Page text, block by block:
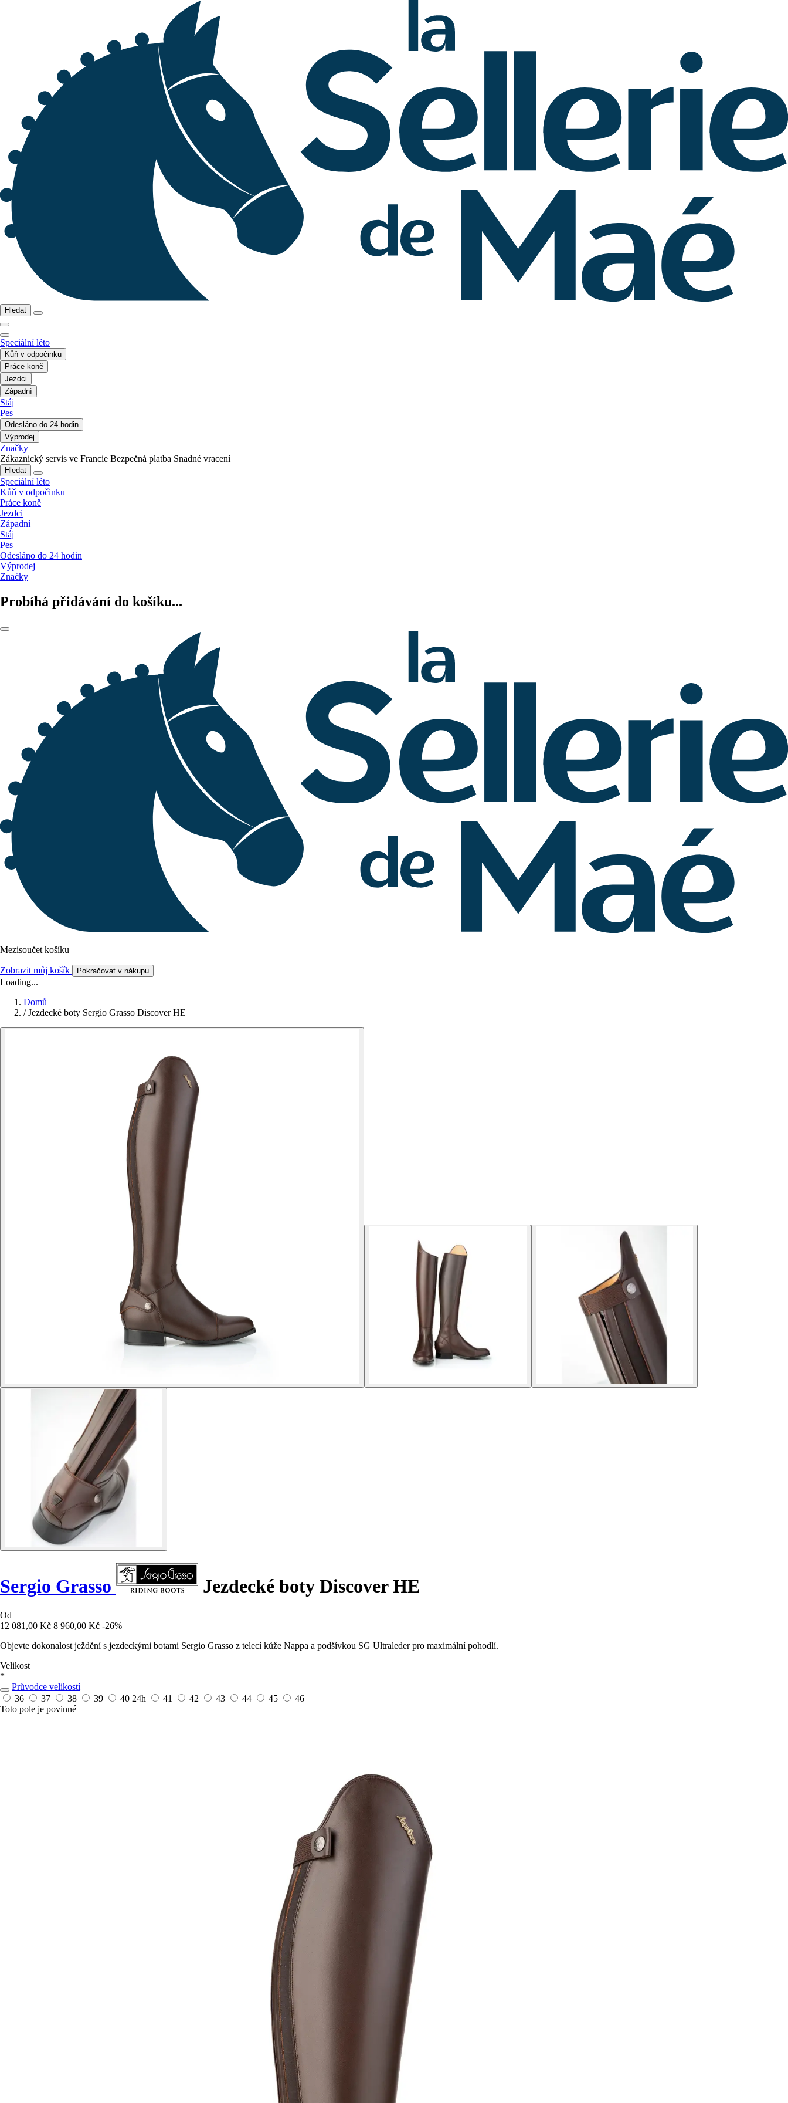
Hledat
Speciální léto
Kůň v odpočinku
Práce koně
Jezdci
Západní
Stáj
Pes
Odesláno do 24 hodin
Výprodej
Značky
Zákaznický servis ve Francie Bezpečná platba Snadné vracení
Hledat
Speciální léto
Kůň v odpočinku
Práce koně
Jezdci
Západní
Stáj
Pes
Odesláno do 24 hodin
Výprodej
Značky
Probíhá přidávání do košíku...
Mezisoučet košíku
Zobrazit můj košík Pokračovat v nákupu
Loading...
Domů
/ Jezdecké boty Sergio Grasso Discover HE
Sergio Grasso Jezdecké boty Discover HE
Od
12 081,00 Kč 8 960,00 Kč -26%
Objevte dokonalost ježdění s jezdeckými botami Sergio Grasso z telecí kůže Nappa a podšívkou SG Ultraleder pro maximální pohodlí.
Velikost
*
Průvodce velikostí
36
37 38 39 40 24h 41 42 43 44 45
46
Toto pole je povinné